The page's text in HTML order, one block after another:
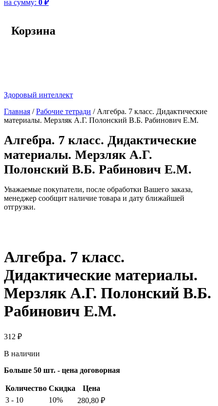
на сумму: 0 ₽
Корзина
Здоровый интеллект
Главная /Рабочие тетради / Алгебра. 7 класс. Дидактические
материалы. Мерзляк А.Г. Полонский В.Б. Рабинович Е.М.
Алгебра. 7 класс. Дидактические
материалы. Мерзляк А.Г.
Полонский В.Б. Рабинович Е.М.
Уважаемые покупатели, после обработки Вашего заказа,
менеджер сообщит наличие товара и дату ближайшей
отгрузки.
Алгебра. 7 класс.
Дидактические материалы.
Мерзляк А.Г. Полонский В.Б.
Рабинович Е.М.
312 ₽
В наличии
Больше 50 шт. - цена договорная
Количество Скидка
Цена
3 - 10
10% 280,80 ₽